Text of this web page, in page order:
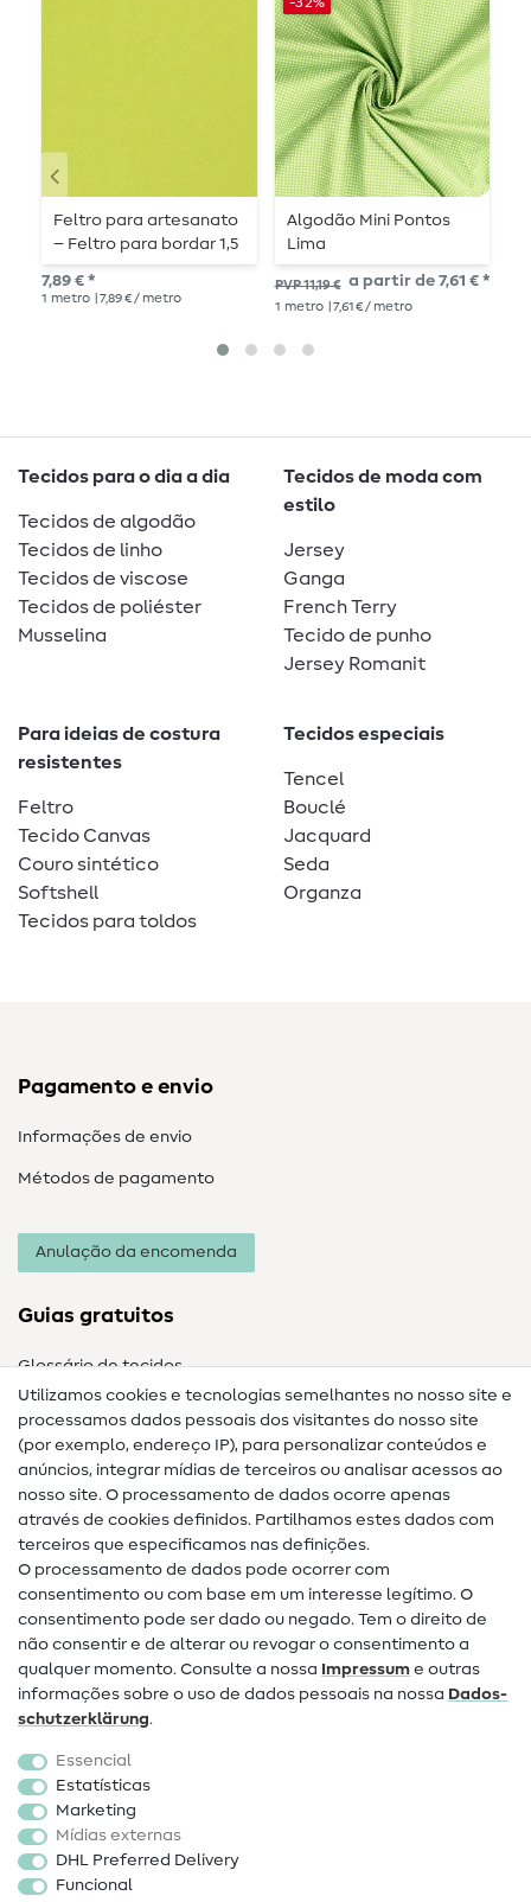
Feltro para artesanato
– Feltro para bordar 1,5
mm Uni Lima
7,89 € *
1 metro | 7,89 € / metro
Algodão Mini Pontos
Lima
PVP 11,19 € a partir de 7,61 € *
1 metro | 7,61 € / metro
Tecidos para o dia a dia
Tecidos de algodão
Tecidos de linho
Tecidos de viscose
Tecidos de poliéster
Musselina
Tecidos de moda com
estilo
Jersey
Ganga
French Terry
Tecido de punho
Jersey Romanit
Para ideias de costura
resistentes
Feltro
Tecido Canvas
Couro sintético
Softshell
Tecidos para toldos
Tecidos especiais
Tencel
Bouclé
Jacquard
Seda
Organza
Pagamento e envio
Informações de envio
Métodos de pagamento
Anulação da encomenda
Guias gratuitos
Glossário de tecidos
Guias de costura
Ajuda e contacto
Contacto
Mudança de proprietário
Perguntas frequentes (FAQ)
Direito de cancelamento
Popular
Tecidos
Acessórios de costura
Promoção
Utilizamos cookies e tecnologias semelhantes no nosso site e
processamos dados pessoais dos visitantes do nosso site
(por exemplo, endereço IP), para personalizar conteúdos e
anúncios, integrar mídias de terceiros ou analisar acessos ao
nosso site. O processamento de dados ocorre apenas
através de cookies definidos. Partilhamos estes dados com
terceiros que especificamos nas definições.
O processamento de dados pode ocorrer com
consentimento ou com base em um interesse legítimo. O
consentimento pode ser dado ou negado. Tem o direito de
não consentir e de alterar ou revogar o consentimento a
qualquer momento. Consulte a nossa Impressum e outras
informações sobre o uso de dados pessoais na nossa Dados­
schutz­erklärung.
Essencial
Estatísticas
Marketing
Mídias externas
DHL Preferred Delivery
Funcional